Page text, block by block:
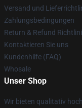
Versand und
Zahlungsbedingungen
Return & Refund
Kontaktieren Sie uns
Kundenhilfe (FAQ)
Whosale
Unser Shop
Wir bieten qualitativ